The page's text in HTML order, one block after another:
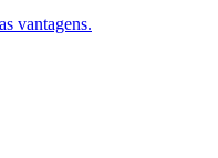
vantagens.